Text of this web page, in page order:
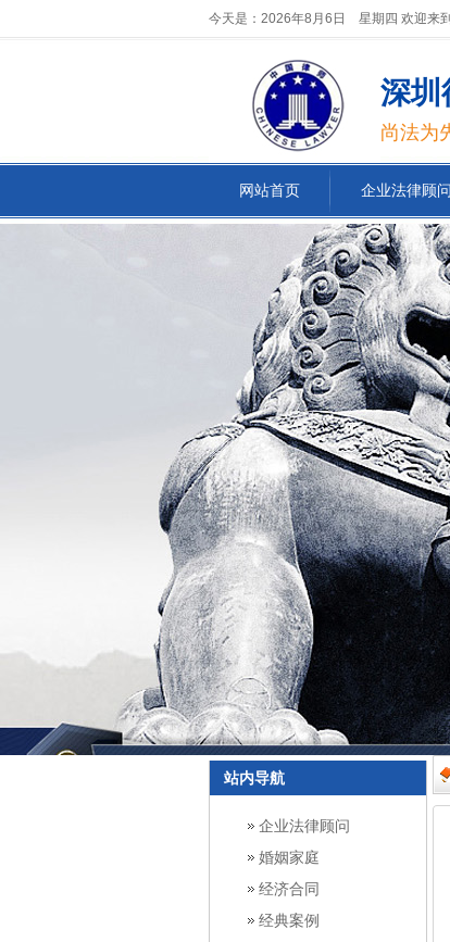
今天是：2026年8月6日 星期四 欢迎来
深圳
尚法为
网站首页 企业法律顾问
站内导航
企业法律顾问
婚姻家庭
经济合同
经典案例